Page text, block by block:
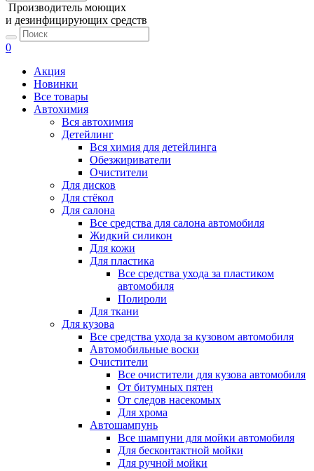
Производитель моющих
и дезинфицирующих средств
0
Акция
Новинки
Все товары
Автохимия
Вся автохимия
Детейлинг
Вся химия для детейлинга
Обезжириватели
Очистители
Для дисков
Для стёкол
Для салона
Все средства для салона автомобиля
Жидкий силикон
Для кожи
Для пластика
Все средства ухода за пластиком
автомобиля
Полироли
Для ткани
Для кузова
Все средства ухода за кузовом автомобиля
Автомобильные воски
Очистители
Все очистители для кузова автомобиля
От битумных пятен
От следов насекомых
Для хрома
Автошампунь
Все шампуни для мойки автомобиля
Для бесконтактной мойки
Для ручной мойки